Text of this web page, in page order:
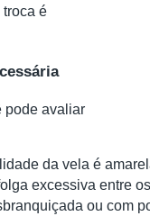
troca é
pode avaliar
da vela é
excessiva entre
ou com